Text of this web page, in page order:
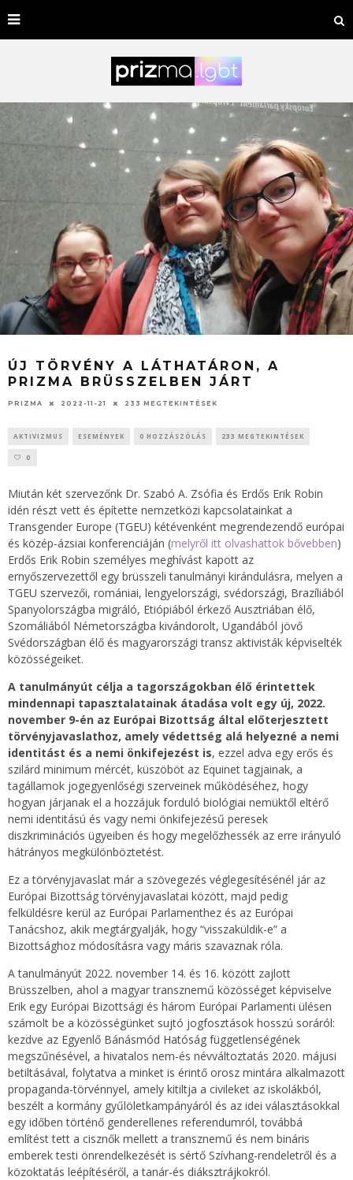
ÚJ TÖRVÉNY A LÁTHATÁRON, A
PRIZMA BRÜSSZELBEN JÁRT
PRIZMA 2022-11-21 233 MEGTEKINTÉSEK
AKTIVIZMUS ESEMÉNYEK 0 HOZZÁSZÓLÁS 233 MEGTEKINTÉSEK
0
Miután két szervezőnk Dr. Szabó A. Zsófia és Erdős Erik Robin
idén részt vett és építette nemzetközi kapcsolatainkat a
Transgender Europe (TGEU) kétévenként megrendezendő európai
és közép-ázsiai konferenciáján (melyről itt olvashattok bővebben)
Erdős Erik Robin személyes meghívást kapott az
ernyőszervezettől egy brüsszeli tanulmányi kirándulásra, melyen a
TGEU szervezői, romániai, lengyelországi, svédországi, Brazíliából
Spanyolországba migráló, Etiópiából érkező Ausztriában élő,
Szomáliából Németországba kivándorolt, Ugandából jövő
Svédországban élő és magyarországi transz aktivisták képviselték
közösségeiket.
A tanulmányút célja a tagországokban élő érintettek
mindennapi tapasztalatainak átadása volt egy új, 2022.
november 9-én az Európai Bizottság által előterjesztett
törvényjavaslathoz, amely védettség alá helyezné a nemi
identitást és a nemi önkifejezést is, ezzel adva egy erős és
szilárd minimum mércét, küszöböt az Equinet tagjainak, a
tagállamok jogegyenlőségi szerveinek működéséhez, hogy
hogyan járjanak el a hozzájuk forduló biológiai nemüktől eltérő
nemi identitású és vagy nemi önkifejezésű peresek
diszkriminációs ügyeiben és hogy megelőzhessék az erre irányuló
hátrányos megkülönböztetést.
Ez a törvényjavaslat már a szövegezés véglegesítésénél jár az
Európai Bizottság törvényjavaslatai között, majd pedig
felküldésre kerül az Európai Parlamenthez és az Európai
Tanácshoz, akik megtárgyalják, hogy “visszaküldik-e” a
Bizottsághoz módosításra vagy máris szavaznak róla.
A tanulmányút 2022. november 14. és 16. között zajlott
Brüsszelben, ahol a magyar transznemű közösséget képviselve
Erik egy Európai Bizottsági és három Európai Parlamenti ülésen
számolt be a közösségünket sujtó jogfosztások hosszú soráról:
kezdve az Egyenlő Bánásmód Hatóság függetlenségének
megszűnésével, a hivatalos nem-és névváltoztatás 2020. májusi
betiltásával, folytatva a minket is érintő orosz mintára alkalmazott
propaganda-törvénnyel, amely kitiltja a civileket az iskolákból,
beszélt a kormány gyűlöletkampányáról és az idei választásokkal
egy időben történő genderellenes referendumról, továbbá
említést tett a cisznők mellett a transznemű és nem bináris
emberek testi önrendelkezését is sértő Szívhang-rendeletről és a
közoktatás leépítéséről, a tanár-és diáksztrájkokról.